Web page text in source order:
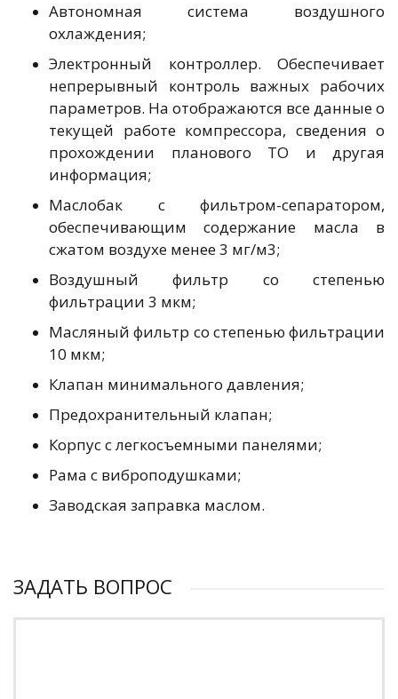
Автономная система воздушного
охлаждения;
Электронный контроллер. Обеспечивает
непрерывный контроль важных рабочих
параметров. На отображаются все данные о
текущей работе компрессора, сведения о
прохождении планового ТО и другая
информация;
Маслобак с фильтром-сепаратором,
обеспечивающим содержание масла в
сжатом воздухе менее 3 мг/м3;
Воздушный фильтр со степенью
фильтрации 3 мкм;
Масляный фильтр со степенью фильтрации
10 мкм;
Клапан минимального давления;
Предохранительный клапан;
Корпус с легкосъемными панелями;
Рама с виброподушками;
Заводская заправка маслом.
ЗАДАТЬ ВОПРОС